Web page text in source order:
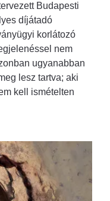
Budapesti
díjátadó
korlátozó
nem
ugyanabban
lesz tartva; aki
kell ismételten